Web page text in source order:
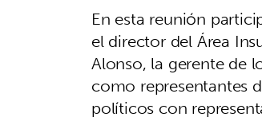
En esta reunión
el director del Área
Alonso, la gerente de
como representantes
políticos con